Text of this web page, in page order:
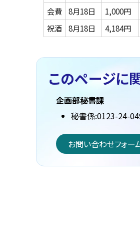
会費 8月18日 1,000円
祝酒 8月18日 4,184円
このページに
企画部秘書課
秘書係:0123-24-
お問い合わせフォー